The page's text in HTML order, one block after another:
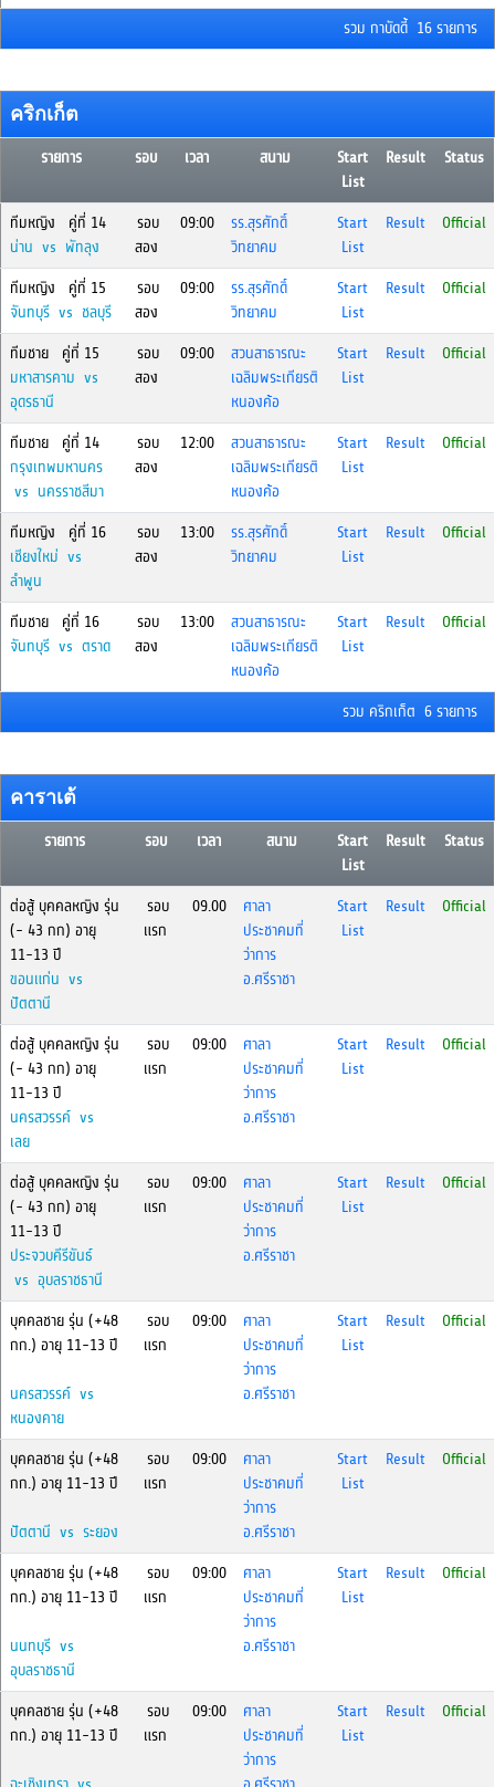
รวม กาบัดดี้ 16 รายการ
คริกเก็ต
รายการ รอบ เวลา สนาม
Start
List
Result Status
ทีมหญิง คู่ที่ 14
น่าน vs พัทลุง
รอบ
สอง
09:00
รร.สุรศักดิ์
วิทยาคม
Start
List
Result Official
ทีมหญิง คู่ที่ 15
จันทบุรี vs ชลบุรี
รอบ
สอง
09:00
รร.สุรศักดิ์
วิทยาคม
Start
List
Result Official
ทีมชาย คู่ที่ 15
มหาสารคาม vs
อุดรธานี
รอบ
สอง
09:00
สวนสาธารณะ
เฉลิมพระเกียรติ
หนองค้อ
Start
List
Result Official
ทีมชาย คู่ที่ 14
กรุงเทพมหานคร
vs นครราชสีมา
รอบ
สอง
12:00
สวนสาธารณะ
เฉลิมพระเกียรติ
หนองค้อ
Start
List
Result Official
ทีมหญิง คู่ที่ 16
เชียงใหม่ vs
ลำพูน
รอบ
สอง
13:00
รร.สุรศักดิ์
วิทยาคม
Start
List
Result Official
ทีมชาย คู่ที่ 16
จันทบุรี vs ตราด
รอบ
สอง
13:00
สวนสาธารณะ
เฉลิมพระเกียรติ
หนองค้อ
Start
List
Result Official
รวม คริกเก็ต 6 รายการ
คาราเต้
รายการ รอบ เวลา สนาม
Start
List
Result Status
ต่อสู้ บุคคลหญิง รุ่น
(- 43 กก) อายุ
11-13 ปี
ขอนแก่น vs
ปัตตานี
รอบ
แรก
09.00
ศาลา
ประชาคมที่
ว่าการ
อ.ศรีราชา
Start
List
Result Official
ต่อสู้ บุคคลหญิง รุ่น
(- 43 กก) อายุ
11-13 ปี
นครสวรรค์ vs
เลย
รอบ
แรก
09:00
ศาลา
ประชาคมที่
ว่าการ
อ.ศรีราชา
Start
List
Result Official
ต่อสู้ บุคคลหญิง รุ่น
(- 43 กก) อายุ
11-13 ปี
ประจวบคีรีขันธ์
vs อุบลราชธานี
รอบ
แรก
09:00
ศาลา
ประชาคมที่
ว่าการ
อ.ศรีราชา
Start
List
Result Official
บุคคลชาย รุ่น (+48
กก.) อายุ 11-13 ปี
นครสวรรค์ vs
หนองคาย
รอบ
แรก
09:00
ศาลา
ประชาคมที่
ว่าการ
อ.ศรีราชา
Start
List
Result Official
บุคคลชาย รุ่น (+48
กก.) อายุ 11-13 ปี
ปัตตานี vs ระยอง
รอบ
แรก
09:00
ศาลา
ประชาคมที่
ว่าการ
อ.ศรีราชา
Start
List
Result Official
บุคคลชาย รุ่น (+48
กก.) อายุ 11-13 ปี
นนทบุรี vs
อุบลราชธานี
รอบ
แรก
09:00
ศาลา
ประชาคมที่
ว่าการ
อ.ศรีราชา
Start
List
Result Official
บุคคลชาย รุ่น (+48
กก.) อายุ 11-13 ปี
รอบ
แรก
09:00
ศาลา
ประชาคมที่
ว่าการ
Start
List
Result Official